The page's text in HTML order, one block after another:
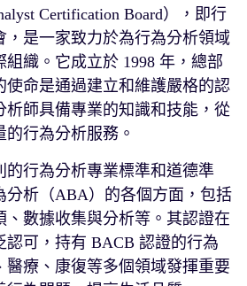
Certification Board），即行
，是一家致力於為行為分析領域
織。它成立於 1998 年，總部
使命是通過建立和維護嚴格的認
析師具備專業的知識和技能，從
行為分析服務。
的行為分析專業標準和道德準
分析（ABA）的各個方面，包括
、數據收集與分析等。其認證在
認可，持有 BACB 認證的行為
醫療、康復等多個領域發揮重要